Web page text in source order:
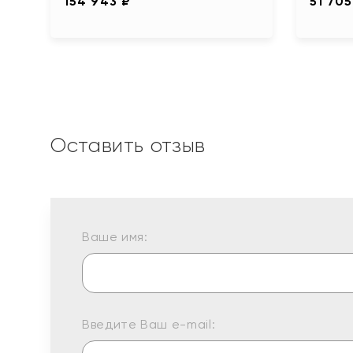
Оставить отзыв
Ваше имя:
Введите Ваш e-mail: